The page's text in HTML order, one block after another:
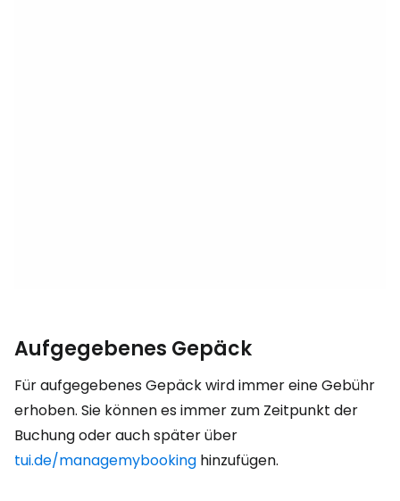
Aufgegebenes Gepäck
Für aufgegebenes Gepäck wird immer eine Gebühr
erhoben. Sie können es immer zum Zeitpunkt der
Buchung oder auch später über
tui.de/managemybooking hinzufügen.